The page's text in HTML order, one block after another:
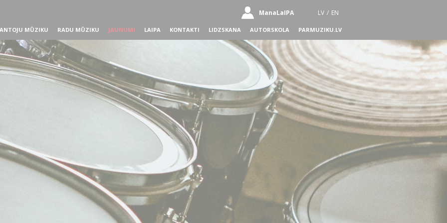
ManaLaIPA LV / EN
MŪZIKU RADU MŪZIKU JAUNUMI LAIPA KONTAKTI LIDZSKANA AUTORSKOLA PARMUZIKU.LV